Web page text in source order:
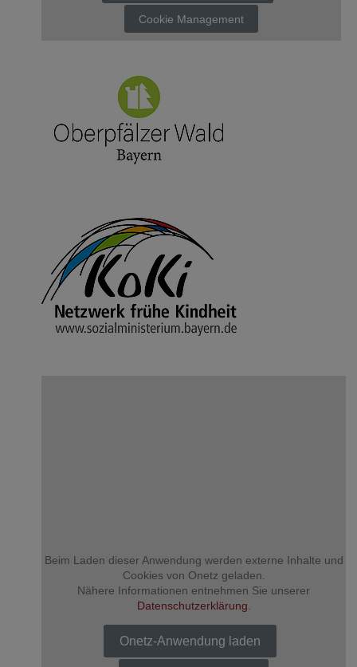
Cookie Management
Beim Laden dieser Anwendung werden externe Inhalte und
Cookies von Onetz geladen.
Nähere Informationen entnehmen Sie unserer
Datenschutzerklärung
Onetz-Anwendung laden